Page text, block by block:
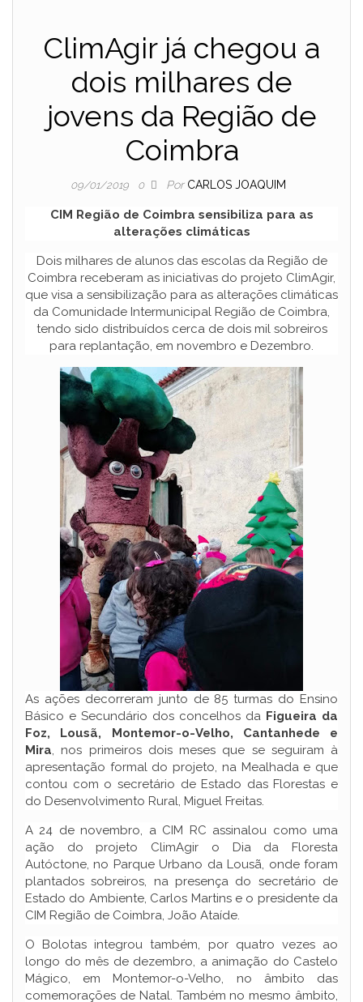
ClimAgir já chegou a
dois milhares de
jovens da Região de
Coimbra
09/01/2019 0 Por CARLOS JOAQUIM
CIM Região de Coimbra sensibiliza para as
alterações climáticas
Dois milhares de alunos das escolas da Região de
Coimbra receberam as iniciativas do projeto ClimAgir,
que visa a sensibilização para as alterações climáticas
da Comunidade Intermunicipal Região de Coimbra,
tendo sido distribuídos cerca de dois mil sobreiros
para replantação, em novembro e Dezembro.
As ações decorreram junto de 85 turmas do Ensino
Básico e Secundário dos concelhos da Figueira da
Foz, Lousã, Montemor-o-Velho, Cantanhede e
Mira, nos primeiros dois meses que se seguiram à
apresentação formal do projeto, na Mealhada e que
contou com o secretário de Estado das Florestas e
do Desenvolvimento Rural, Miguel Freitas.
A 24 de novembro, a CIM RC assinalou como uma
ação do projeto ClimAgir o Dia da Floresta
Autóctone, no Parque Urbano da Lousã, onde foram
plantados sobreiros, na presença do secretário de
Estado do Ambiente, Carlos Martins e o presidente da
CIM Região de Coimbra, João Ataíde.
O Bolotas integrou também, por quatro vezes ao
longo do mês de dezembro, a animação do Castelo
Mágico, em Montemor-o-Velho, no âmbito das
comemorações de Natal. Também no mesmo âmbito,